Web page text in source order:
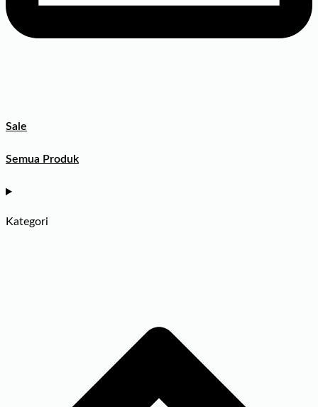
Sale
Semua Produk
Kategori